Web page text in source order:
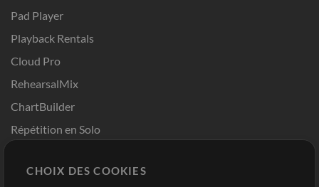
Pad Player
Playback Rentals
Cloud Pro
RehearsalMix
ChartBuilder
Répétition en Solo
Modèles ProPresenter
CHOIX DES COOKIES